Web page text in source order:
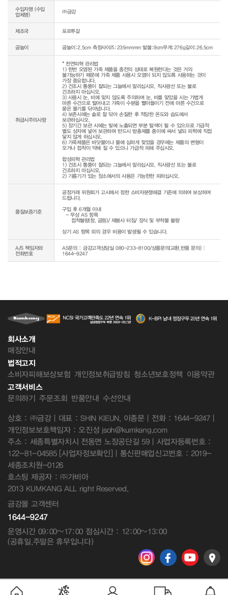
수입자명 (수입
업체명)
㈜금강
제조국 포르투갈
굽높이 굽높이:2.5cm 측정사이즈:235mmmm 발볼:9cm무게:276g길이:26.5cm
취급시주의사항
* 천연피혁 관리법
1) 한번 오염된 가죽 제품을 종전의 상태로 복원한다는 것은 거의
불가능하기 때문에 가죽 제품 사용시 오염이 되지 않도록 사용하는 것이
가장 중요합니다.
2) 건조시 통풍이 잘되는 그늘에서 말리십시오. 직사광선 또는 불로
건조하지 마십시오.
3) 사용시 눈, 비에 맞지 않도록 주의하며 눈, 비를 맞았을 시는 가볍게
마른 수건으로 털어내고 가죽이 수분을 빨아들이기 전에 마른 수건으로
묻은 물기를 닦아냅니다.
4) 보존시에는 솔로 잘 닦아 손질한 후 적당한 온도와 습도에서
보관하십시오.
5) 장기간 보관 시에는 빛에 노출되면 부분 탈색이 될 수 있으므로 가급적
별도 상자에 넣어 보관하며 반드시 방충제를 종이에 싸서 넣되 피혁에 직접
닿지 않게 하십시오.
6) 가죽제품은 바닷물이나 물에 심하게 젖었을 경우에는 제품의 변형이
오거나 접착이 약해 질 수 있으니 가급적 피해 주십시오.
합성피혁 관리법
1) 건조시 통풍이 잘되는 그늘에서 말리십시오. 직사광선 또는 불로
건조하지 마십시오.
품질보증기준
공정거래 위원회가 고시에서 정한 소비자분쟁해결 기준에 의하여 보상하여
드립니다.
구입 후 6개월 이내
  - 무상 AS 항목
상기 AS 항목 외의 경우 비용이 발생될 수 있습니다.
A/S 책임자와
전화번호
AS문의 : 금강고객상담실 080-233-8100/상품문의(교환,반품 문의) :
1644-9247
회사소개
매장안내
법적고지
소비자피해보상보험 개인정보취급방침 청소년보호정책 이용약관
고객서비스
문의하기 주문조회 반품안내 수선안내
상호 : ㈜금강 | 대표 : SHIN KIEUN, 이종문 | 전화 : 1644-9247 |
개인정보보호책임자 : 오진성 jsoh@kumkang.com
주소 : 세종특별자치시 전동면 노장공단길 59 | 사업자등록번호 :
122-81-04585 [사업자정보확인] | 통신판매업신고번호 : 2019-
세종조치원-0126
호스팅 제공자 : ㈜가비아
2013 KUMKANG ALL right Reserved.
금강몰 고객센터
1644-9247
운영시간 09:00~17:00 점심시간 : 12:00~13:00
(공휴일,주말은 휴무입니다)